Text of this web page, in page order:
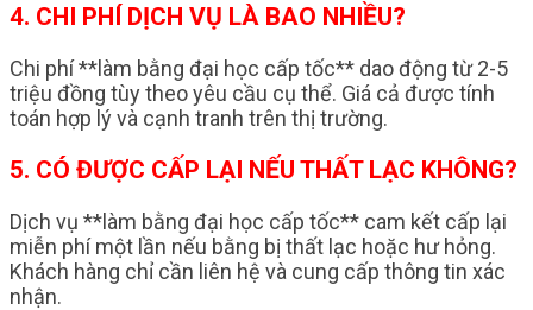
4. CHI PHÍ DỊCH VỤ LÀ BAO NHIỀU?
Chi phí **làm bằng đại học cấp tốc** dao động từ 2-5
triệu đồng tùy theo yêu cầu cụ thể. Giá cả được tính
toán hợp lý và cạnh tranh trên thị trường.
5. CÓ ĐƯỢC CẤP LẠI NẾU THẤT LẠC KHÔNG?
Dịch vụ **làm bằng đại học cấp tốc** cam kết cấp lại
miễn phí một lần nếu bằng bị thất lạc hoặc hư hỏng.
Khách hàng chỉ cần liên hệ và cung cấp thông tin xác
nhận.